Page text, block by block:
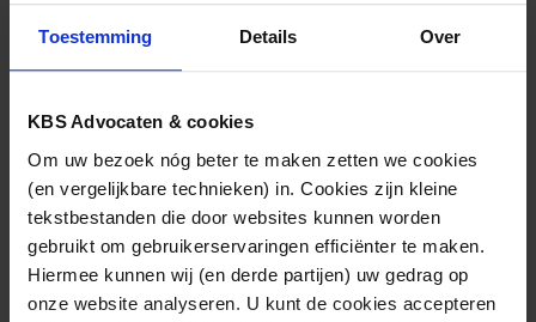
Toestemming Details Over
KBS Advocaten & cookies
Om uw bezoek nóg beter te maken zetten we cookies
(en vergelijkbare technieken) in. Cookies zijn kleine
tekstbestanden die door websites kunnen worden
gebruikt om gebruikerservaringen efficiënter te maken.
Hiermee kunnen wij (en derde partijen) uw gedrag op
onze website analyseren. U kunt de cookies accepteren
Ook interessant?